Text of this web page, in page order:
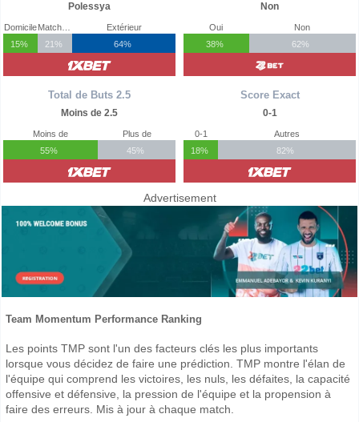
Polessya
Domicile
15%
21%
Extérieur
64%
Total de Buts 2.5
Moins de 2.5
Moins de
55%
Plus de
45%
Non
Oui
38%
Non
62%
Score Exact
0-1
0-1
18%
Autres
82%
Advertisement
Team Momentum Performance Ranking
Les points TMP sont l'un des facteurs clés les plus importants
lorsque vous décidez de faire une prédiction. TMP montre l'élan de
l'équipe qui comprend les victoires, les nuls, les défaites, la capacité
offensive et défensive, la pression de l'équipe et la propension à
faire des erreurs. Mis à jour à chaque match.